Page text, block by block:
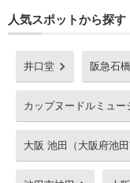
人気スポットから探す
井口堂 阪急石
カップヌードルミュー
大阪 池田（大阪府池田